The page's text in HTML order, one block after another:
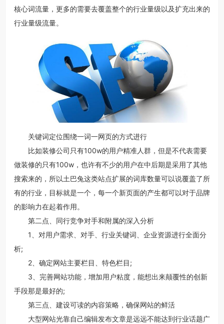
核心词流量，更多的需要去覆盖整个的行业量级以及扩充出来的
行业量级流量。
关键词定位围绕一词一网页的方式进行
比如装修公司只有100w的用户精准人群，但是不代表需要
做装修的只有100w，也许有不少的用户在中后期是采用了其他
搜索来的，所以土巴兔这类站点扩展的词库数量可以说覆盖了所
有的行业，目标就是一个，每一个新页面的产生都可以对于品牌
的影响力在起着作用。
第二点、同行竞争对手和附属的深入分析
1、对用户需求、对手、行业关键词、企业资源进行全面分
析;
2、确定网站主要栏目、特色栏目;
3、完善网站功能，增加用户粘度，能想出来颠覆性的创新
手段那是最好的;
第三点、建设可读的内容策略，确保网站的鲜活
大型网站光靠自己编辑发布文章是远远不能达到行业话题广